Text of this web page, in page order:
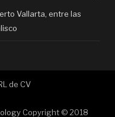
Vallarta, entre las
de CV
Copyright © 2018